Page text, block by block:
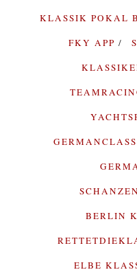
KLASSIK POKAL
FKY APP
BERLIN
ELBE